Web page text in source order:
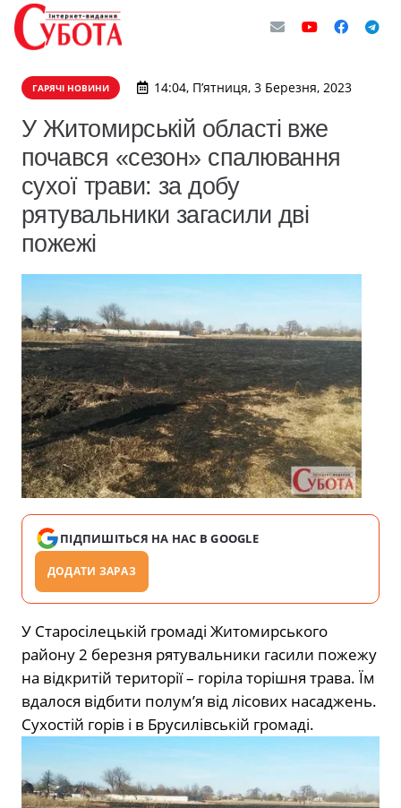
ГАРЯЧІ НОВИНИ 14:04, П’ятниця, 3 Березня, 2023
У Житомирській області вже
почався «сезон» спалювання
сухої трави: за добу
рятувальники загасили дві
пожежі
ПІДПИШІТЬСЯ НА НАС В GOOGLE
ДОДАТИ ЗАРАЗ
У Старосілецькій громаді Житомирського
району 2 березня рятувальники гасили пожежу
на відкритій території – горіла торішня трава. Їм
вдалося відбити полум’я від лісових насаджень.
Сухостій горів і в Брусилівській громаді.